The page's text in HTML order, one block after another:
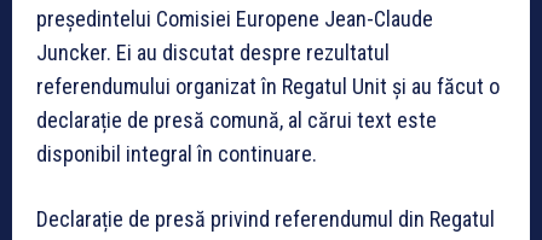
președintelui Comisiei Europene Jean-Claude
Juncker. Ei au discutat despre rezultatul
referendumului organizat în Regatul Unit și au făcut o
declarație de presă comună, al cărui text este
disponibil integral în continuare.
Declarație de presă privind referendumul din Regatul